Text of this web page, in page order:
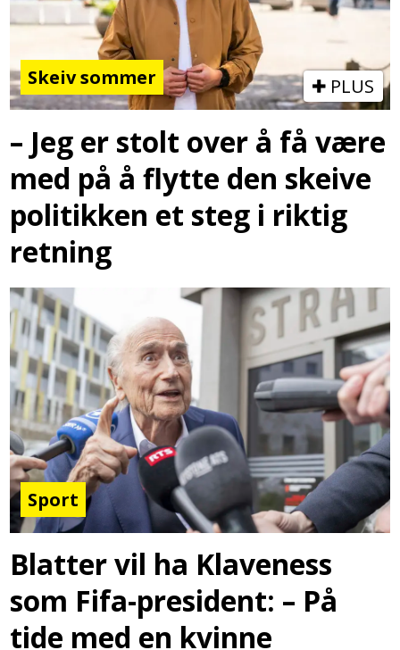
Skeiv sommer PLUS
– Jeg er stolt over å få være
med på å flytte den skeive
politikken et steg i riktig
retning
Sport
Blatter vil ha Klaveness
som Fifa-president: – På
tide med en kvinne